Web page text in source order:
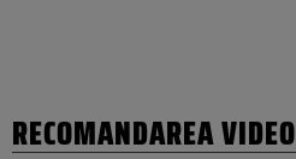
RECOMANDAREA VIDEO